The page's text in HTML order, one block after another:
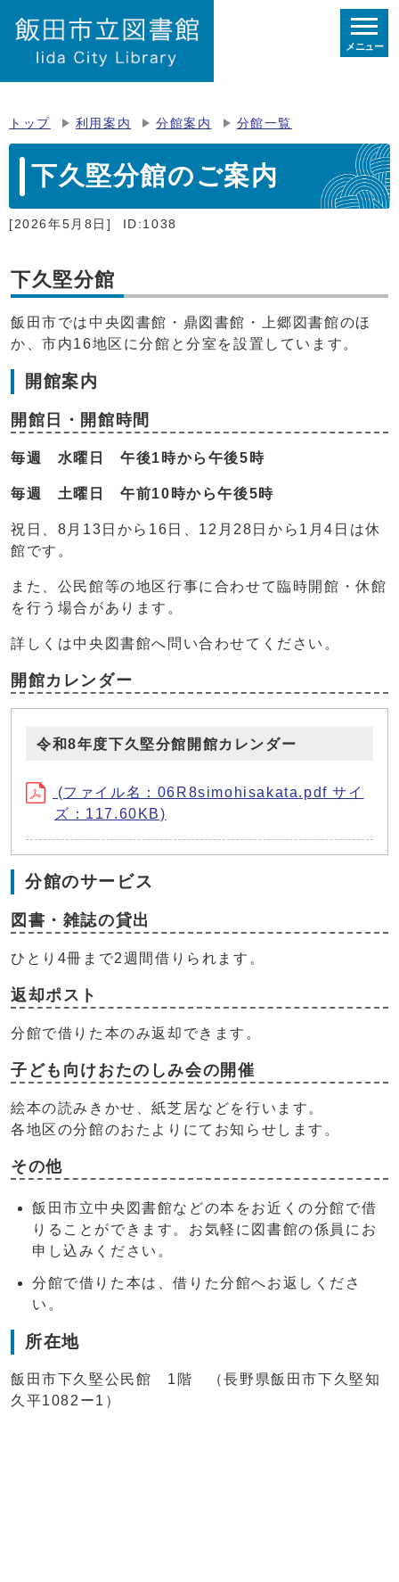
メニュー
トップ 利用案内 分館案内 分館一覧
下久堅分館のご案内
[2026年5月8日] ID:1038
下久堅分館
飯田市では中央図書館・鼎図書館・上郷図書館のほ
か、市内16地区に分館と分室を設置しています。
開館案内
開館日・開館時間
毎週 水曜日 午後1時から午後5時
毎週 土曜日 午前10時から午後5時
祝日、8月13日から16日、12月28日から1月4日は休
館です。
また、公民館等の地区行事に合わせて臨時開館・休館
を行う場合があります。
詳しくは中央図書館へ問い合わせてください。
開館カレンダー
令和8年度下久堅分館開館カレンダー
(ファイル名：06R8simohisakata.pdf サイ
ズ：117.60KB)
分館のサービス
図書・雑誌の貸出
ひとり4冊まで2週間借りられます。
返却ポスト
分館で借りた本のみ返却できます。
子ども向けおたのしみ会の開催
絵本の読みきかせ、紙芝居などを行います。
各地区の分館のおたよりにてお知らせします。
その他
飯田市立中央図書館などの本をお近くの分館で借
りることができます。お気軽に図書館の係員にお
申し込みください。
分館で借りた本は、借りた分館へお返しくださ
い。
所在地
飯田市下久堅公民館 1階 （長野県飯田市下久堅知
久平1082ー1）